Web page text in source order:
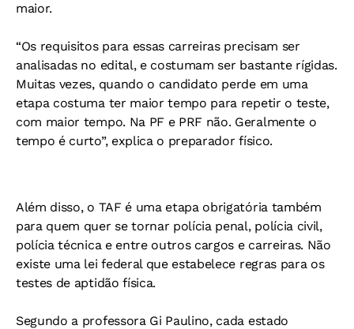
maior.
“Os requisitos para essas carreiras precisam ser
analisadas no edital, e costumam ser bastante rígidas.
Muitas vezes, quando o candidato perde em uma
etapa costuma ter maior tempo para repetir o teste,
com maior tempo. Na PF e PRF não. Geralmente o
tempo é curto”, explica o preparador físico.
Além disso, o TAF é uma etapa obrigatória também
para quem quer se tornar polícia penal, polícia civil,
polícia técnica e entre outros cargos e carreiras. Não
existe uma lei federal que estabelece regras para os
testes de aptidão física.
Segundo a professora Gi Paulino, cada estado